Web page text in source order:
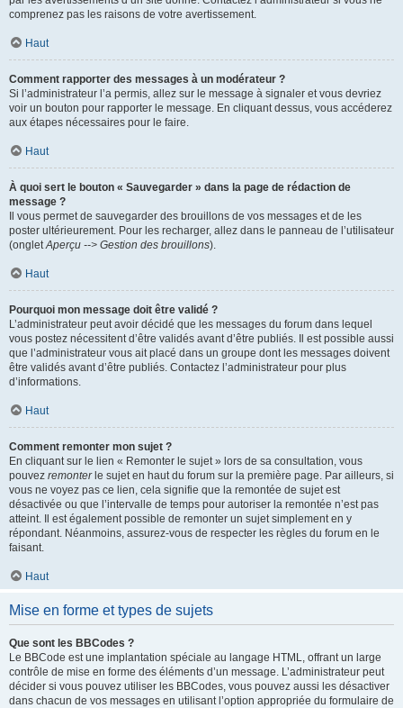
comprenez pas les raisons de votre avertissement.
Haut
Comment rapporter des messages à un modérateur ?
Si l’administrateur l’a permis, allez sur le message à signaler et vous devriez
voir un bouton pour rapporter le message. En cliquant dessus, vous accéderez
aux étapes nécessaires pour le faire.
Haut
À quoi sert le bouton « Sauvegarder » dans la page de rédaction de
message ?
Il vous permet de sauvegarder des brouillons de vos messages et de les
poster ultérieurement. Pour les recharger, allez dans le panneau de l’utilisateur
(ongletAperçu --> Gestion des brouillons).
Haut
Pourquoi mon message doit être validé ?
L’administrateur peut avoir décidé que les messages du forum dans lequel
vous postez nécessitent d’être validés avant d’être publiés. Il est possible aussi
que l’administrateur vous ait placé dans un groupe dont les messages doivent
être validés avant d’être publiés. Contactez l’administrateur pour plus
d’informations.
Haut
Comment remonter mon sujet ?
En cliquant sur le lien « Remonter le sujet » lors de sa consultation, vous
pouvez remonterle sujet en haut du forum sur la première page. Par ailleurs, si
vous ne voyez pas ce lien, cela signifie que la remontée de sujet est
désactivée ou que l’intervalle de temps pour autoriser la remontée n’est pas
atteint. Il est également possible de remonter un sujet simplement en y
répondant. Néanmoins, assurez-vous de respecter les règles du forum en le
faisant.
Haut
Mise en forme et types de sujets
Que sont les BBCodes ?
Le BBCode est une implantation spéciale au langage HTML, offrant un large
contrôle de mise en forme des éléments d’un message. L’administrateur peut
décider si vous pouvez utiliser les BBCodes, vous pouvez aussi les désactiver
dans chacun de vos messages en utilisant l’option appropriée du formulaire de